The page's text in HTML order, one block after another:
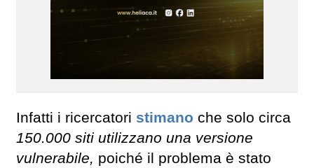
Infatti i ricercatori stimano che solo circa
150.000 siti utilizzano una versione
vulnerabile, poiché il problema è stato